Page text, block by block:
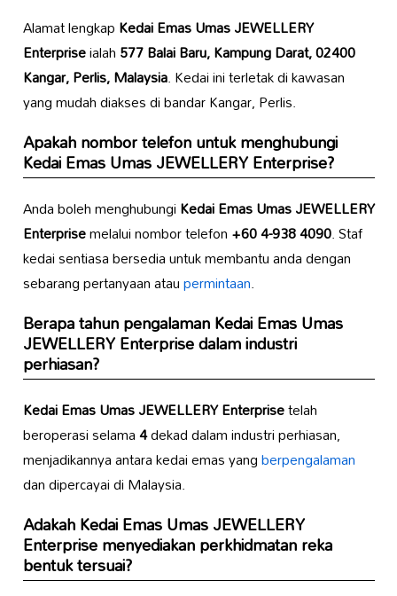
Alamat lengkapKedai Emas Umas JEWELLERY
Enterpriseialah577 Balai Baru, Kampung Darat, 02400
Kangar, Perlis, Malaysia. Kedai ini terletak di kawasan
yang mudah diakses di bandar Kangar, Perlis.
Apakah nombor telefon untuk menghubungi
Kedai Emas Umas JEWELLERY Enterprise?
Anda boleh menghubungiKedai Emas Umas JEWELLERY
Enterprisemelalui nombor telefon+60 4-938 4090. Staf
kedai sentiasa bersedia untuk membantu anda dengan
sebarang pertanyaan ataupermintaan.
Berapa tahun pengalamanKedai Emas Umas
JEWELLERY Enterprisedalam industri
perhiasan?
Kedai Emas Umas JEWELLERY Enterprisetelah
beroperasi selama4dekad dalam industri perhiasan,
menjadikannya antara kedai emas yangberpengalaman
dan dipercayai di Malaysia.
AdakahKedai Emas Umas JEWELLERY
Enterprisemenyediakan perkhidmatan reka
bentuk tersuai?